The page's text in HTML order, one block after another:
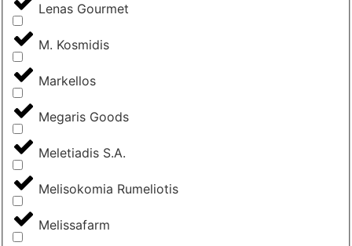
Lenas Gourmet
M. Kosmidis
Markellos
Megaris Goods
Meletiadis S.A.
Melisokomia Rumeliotis
Melissafarm